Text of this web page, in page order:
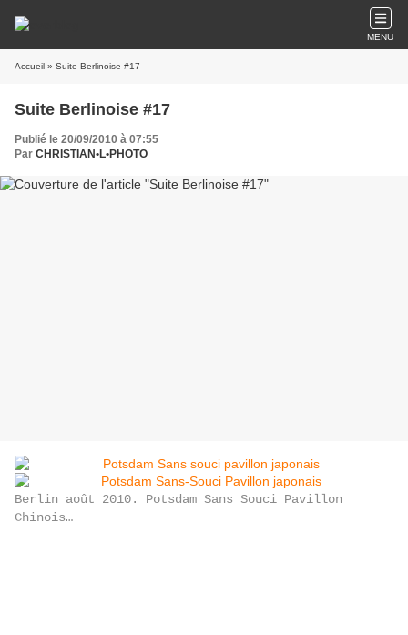
MENU
Accueil » Suite Berlinoise #17
Suite Berlinoise #17
Publié le 20/09/2010 à 07:55
Par CHRISTIAN•L•PHOTO
Berlin août 2010. Potsdam Sans Souci Pavillon
Chinois…